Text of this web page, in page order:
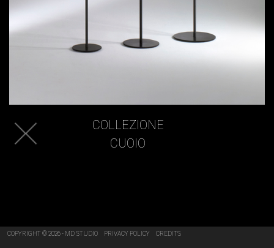
COLLEZIONE
CUOIO
COPYRIGHT © 2026 - MD STUDIO PRIVACY POLICY CREDITS